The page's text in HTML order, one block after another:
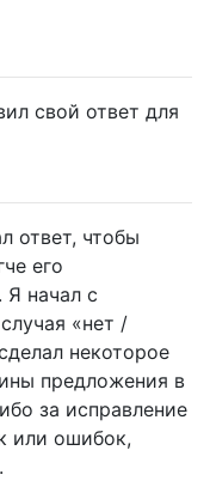
свой ответ для
ответ, чтобы
его
Я начал с
«нет /
некоторое
предложения в
за исправление
или ошибок,